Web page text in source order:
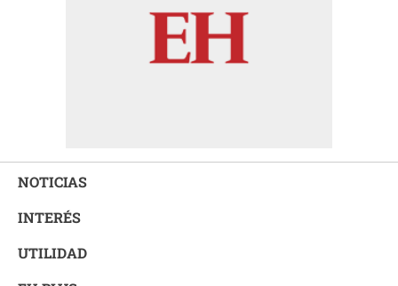
NOTICIAS
INTERÉS
UTILIDAD